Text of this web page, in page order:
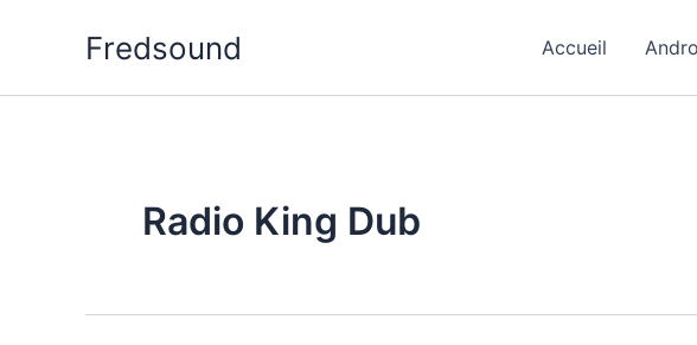
Fredsound Accueil
Radio King Dub